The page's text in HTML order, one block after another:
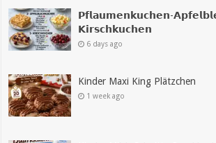
𝗣𝗳𝗹𝗮𝘂𝗺𝗲𝗻𝗸𝘂𝗰𝗵𝗲𝗻-
𝗞𝗶𝗿𝘀𝗰𝗵𝗸𝘂𝗰𝗵𝗲𝗻
6 days ago
Kinder Maxi King Plätzchen
1 week ago